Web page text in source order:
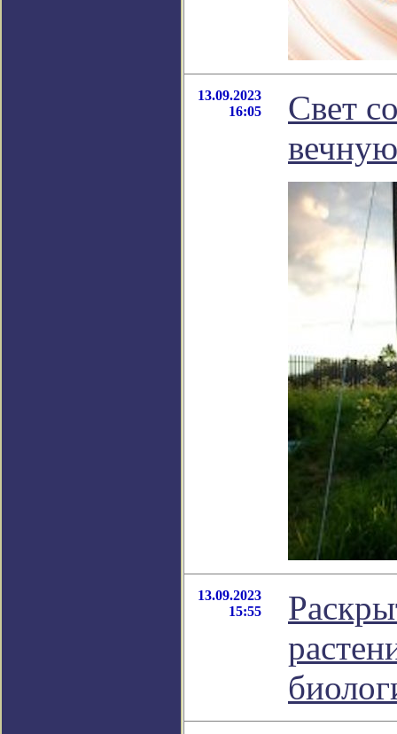
13.09.2023
16:05
Свет
13.09.2023
15:55